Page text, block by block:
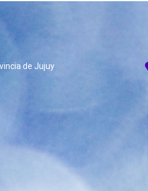
de Jujuy